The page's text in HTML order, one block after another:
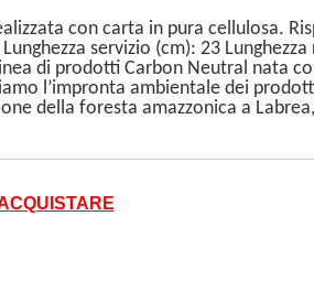
con carta in pura cellulosa.
servizio (cm): 23
di prodotti Carbon Neutral nata
l’impronta ambientale dei
della foresta amazzonica a